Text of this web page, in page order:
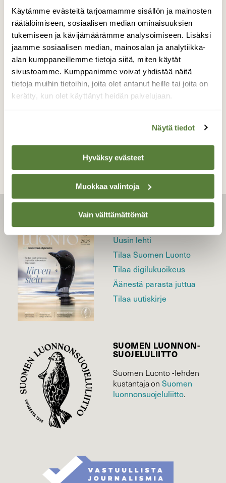
Käytämme evästeitä tarjoamamme sisällön ja mainosten
räätälöimiseen, sosiaalisen median ominaisuuksien
tukemiseen ja kävijämäärämme analysoimiseen. Lisäksi
jaamme sosiaalisen median, mainosalan ja analytiikka-
alan kumppaneillemme tietoja siitä, miten käytät
sivustoamme. Kumppanimme voivat yhdistää näitä
tietoja muihin tietoihin, joita olet antanut heille tai joita on
kerätty, kun olet käyttänyt heidän palvelujaan.
Näytä tiedot
Hyväksy evästeet
Muokkaa valintoja
Vain välttämättömät
Punarinta
Puiston jokakeväinen vakioasukas...
Valokuvaaja: Risto Kangassalo, Ihala, Raisio
5.6.2025
TAKAISIN LISTAAN
LEHTI
Uusin lehti
Tilaa Suomen Luonto
Tilaa digilukuoikeus
Äänestä parasta juttua
Tilaa uutiskirje
SUOMEN LUONNON­
SUOJELU­LIITTO
Suomen Luonto -lehden
kustantaja onSuomen
luonnonsuojelu­liitto.